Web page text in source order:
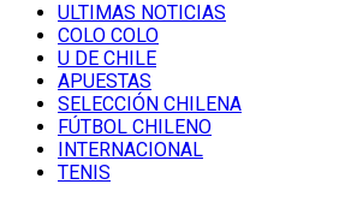
ULTIMAS NOTICIAS
COLO COLO
U DE CHILE
APUESTAS
SELECCIÓN CHILENA
FÚTBOL CHILENO
INTERNACIONAL
TENIS